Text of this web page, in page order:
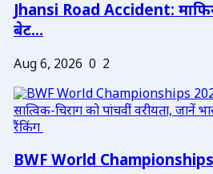
Jhansi Road Accident:
बेट...
Aug 6, 2026 0 2
BWF World